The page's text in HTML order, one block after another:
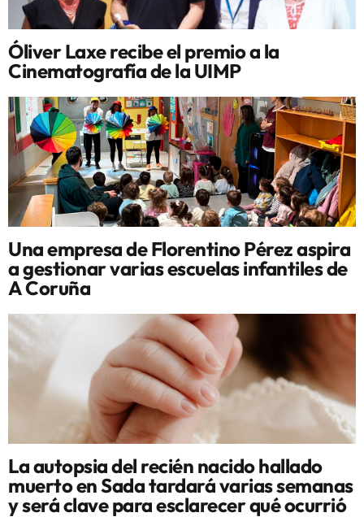
Óliver Laxe recibe el premio a la
Cinematografía de la UIMP
Una empresa de Florentino Pérez aspira
a gestionar varias escuelas infantiles de
A Coruña
La autopsia del recién nacido hallado
muerto en Sada tardará varias semanas
y será clave para esclarecer qué ocurrió